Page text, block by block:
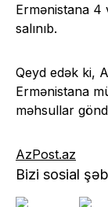
Ermənistana 4
salınıb.
Qeyd edək ki,
Ermənistana
məhsullar
AzPost.az
Bizi sosial